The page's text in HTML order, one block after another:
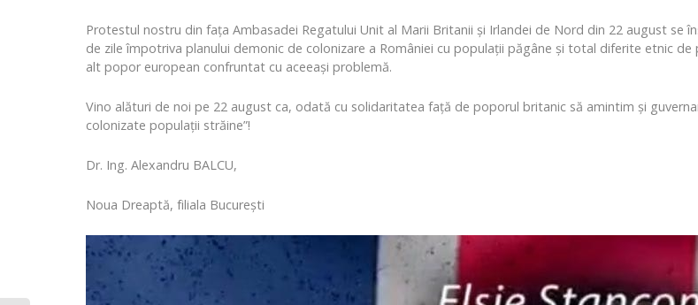
Protestul nostru din fața Ambasadei Regatului Unit al Marii Britanii și Irlandei de Nord din 22 august se
de zile împotriva planului demonic de colonizare a României cu populații păgâne și total diferite etnic
alt popor european confruntat cu aceeași problemă.
Vino alături de noi pe 22 august ca, odată cu solidaritatea față de poporul britanic să amintim și
colonizate populații străine”!
Dr. Ing. Alexandru BALCU,
Noua Dreaptă, filiala București